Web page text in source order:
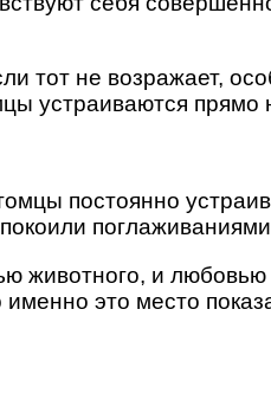
тот не возражает,
прямо
постоянно
животного, и
это место